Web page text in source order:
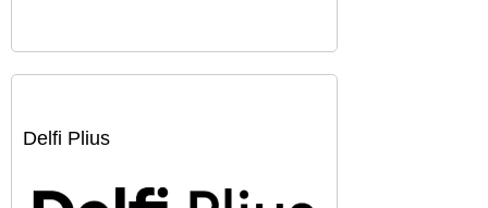
Delfi Plius